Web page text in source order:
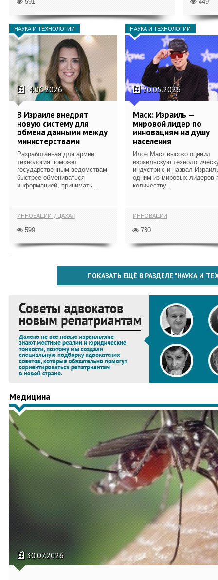
591 449
НАУКА И ТЕХНОЛОГИИ
4.06.2026
В Израиле внедрят
новую систему для
обмена данными между
министерствами
Разработанная для армии
технология поможет
государственным ведомствам
быстрее обмениваться
информацией, принимать...
ИННОВАЦИИ ЦАХАЛ
599
НАУКА И ТЕХНОЛОГИИ
20.05.2026
Маск: Израиль —
мировой лидер по
инновациям на душу
населения
Илон Маск высоко оценил
израильскую
индустрию и назвал
одним из мировых лидеров
количеству...
ИННОВАЦИИ
730
ПОКАЗАТЬ ЕЩЁ В РАЗДЕЛЕ "НАУКА И
Медицина
30.07.2026